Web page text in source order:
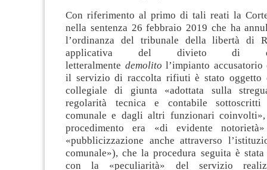
Con riferimento al primo di tali reati la
nella sentenza 26 febbraio 2019 che ha
l’ordinanza del tribunale della libertà di
applicativa del divieto di
letteralmente demolito l’impianto accusatorio
il servizio di raccolta rifiuti è stato oggetto
collegiale di giunta «adottata sulla
regolarità tecnica e contabile sottoscritti
comunale e dagli altri funzionari
procedimento era «di evidente
«pubblicizzazione anche attraverso
comunale»), che la procedura seguita è stata
con la «peculiarità» del servizio